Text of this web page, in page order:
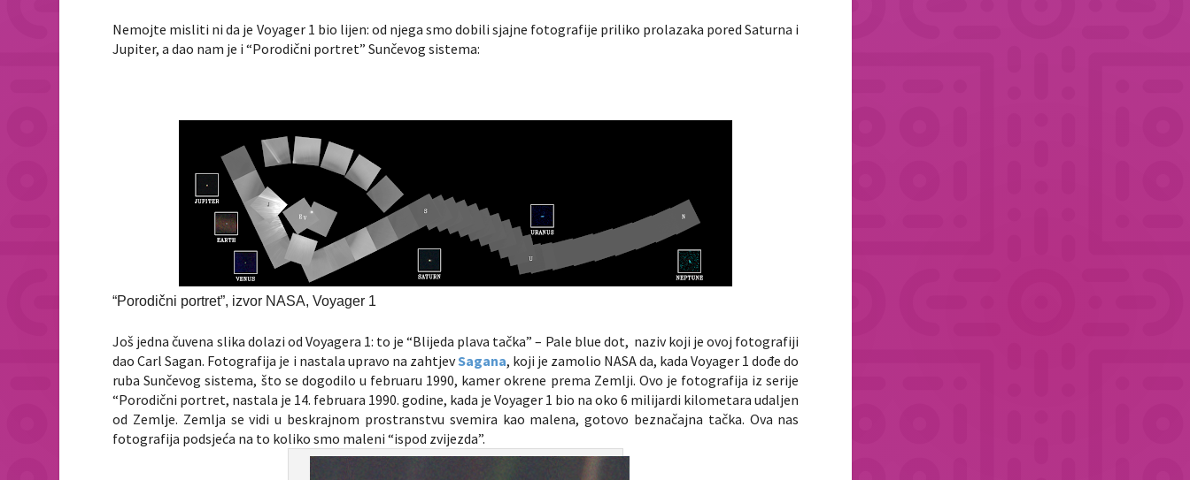
Nemojte misliti ni da je Voyager 1 bio lijen: od njega smo dobili sjajne fotografije priliko prolazaka pored Saturna i
Jupiter, a dao nam je i “Porodični portret” Sunčevog sistema:
“Porodični portret”, izvor NASA, Voyager 1
Još jedna čuvena slika dolazi od Voyagera 1: to je “Blijeda plava tačka” – Pale blue dot, naziv koji je ovoj fotografiji
dao Carl Sagan. Fotografija je i nastala upravo na zahtjevSagana, koji je zamolio NASA da, kada Voyager 1 dođe do
ruba Sunčevog sistema, što se dogodilo u februaru 1990, kamer okrene prema Zemlji. Ovo je fotografija iz serije
“Porodični portret, nastala je 14. februara 1990. godine, kada je Voyager 1 bio na oko 6 milijardi kilometara udaljen
od Zemlje. Zemlja se vidi u beskrajnom prostranstvu svemira kao malena, gotovo beznačajna tačka. Ova nas
fotografija podsjeća na to koliko smo maleni “ispod zvijezda”.